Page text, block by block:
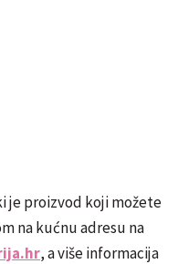
je proizvod koji možete
na kućnu adresu na
, a više informacija